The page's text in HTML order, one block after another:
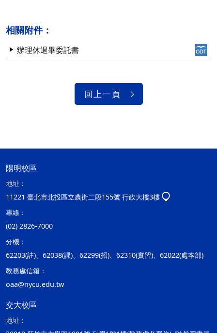
相關附件：
辦理休退畢委託書
回上一頁
陽明校區
地址：
11221 臺北市北投區立農街二段155號 行政大樓3樓
專線：
(02) 2826-7000
分機：
62203(註)、62038(課)、62299(招)、62310(實習)、62022(處本部)
教務處信箱：
oaa@nycu.edu.tw
交大校區
地址：